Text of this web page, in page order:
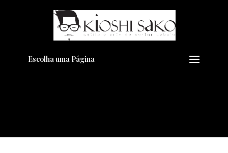
Escolha uma Página
Pensando em transformar seu
Visual??